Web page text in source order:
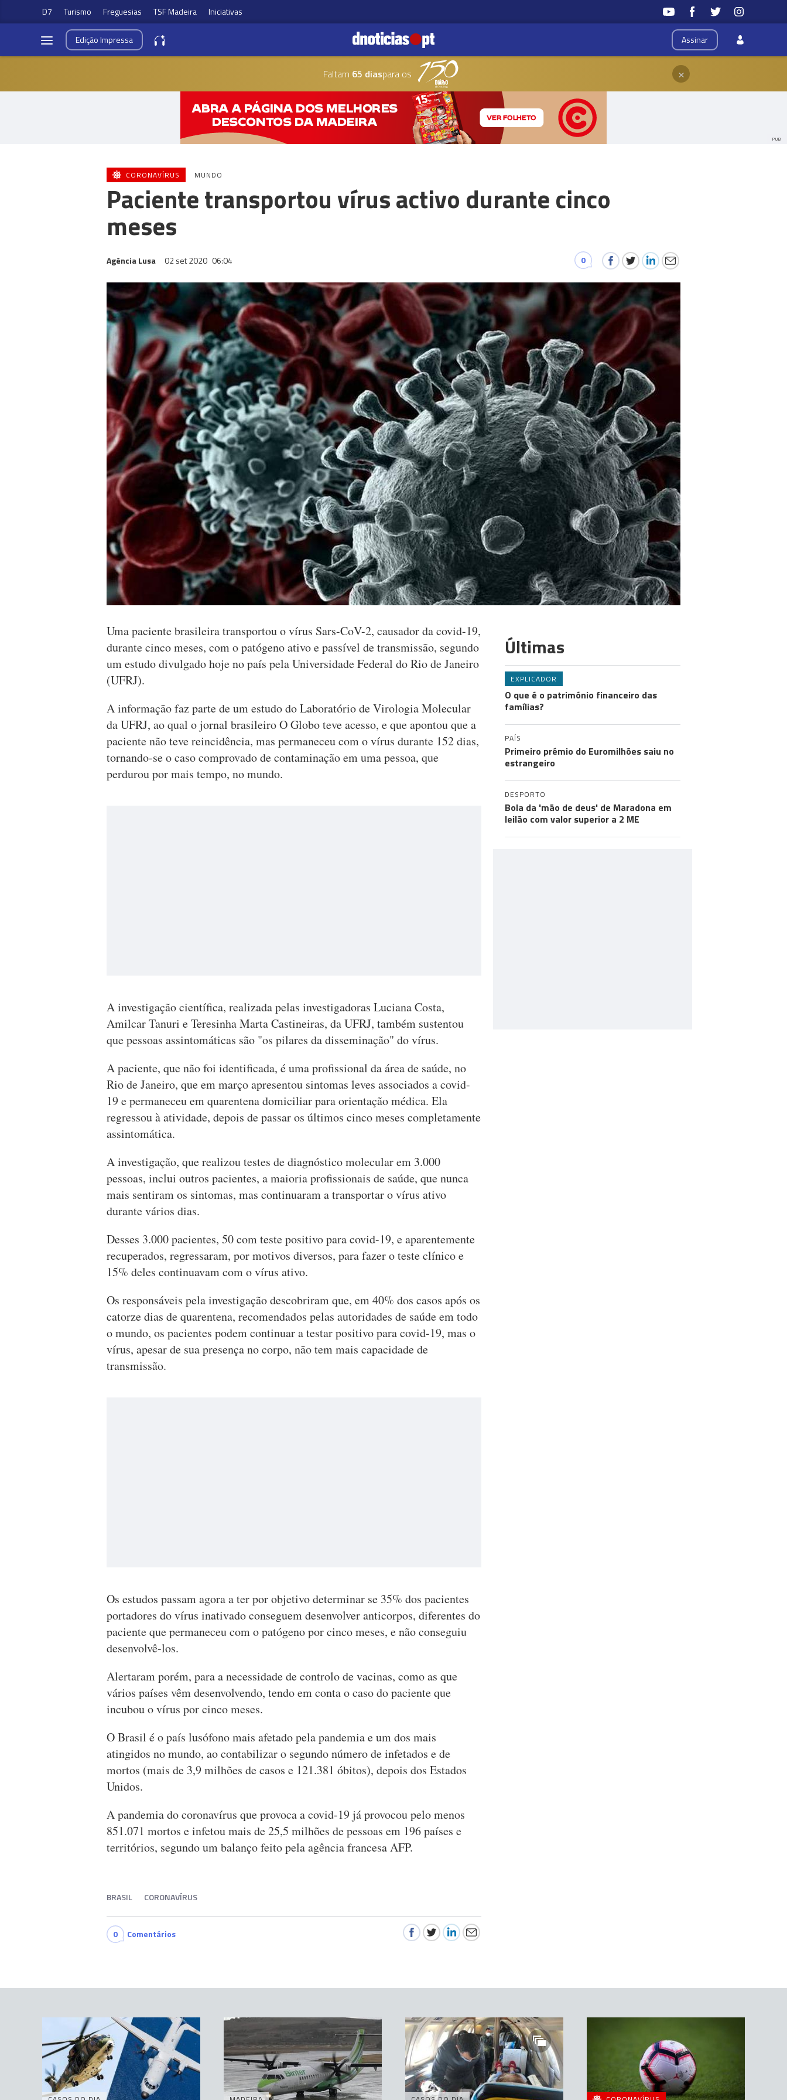
D7 Turismo Freguesias TSF Madeira Iniciativas
Assinar
EdiçãoImpressa
Faltam 65 diaspara os ×
PUB
CORONAVÍRUS MUNDO
Paciente transportou vírus activo durante cinco
meses
Agência Lusa 02 set 2020 06:04 0
Uma paciente brasileira transportou o vírus Sars-CoV-2, causador da covid-19,
durante cinco meses, com o patógeno ativo e passível de transmissão, segundo
um estudo divulgado hoje no país pela Universidade Federal do Rio de Janeiro
(UFRJ).
A informação faz parte de um estudo do Laboratório de Virologia Molecular
da UFRJ, ao qual o jornal brasileiro O Globo teve acesso, e que apontou que a
paciente não teve reincidência, mas permaneceu com o vírus durante 152 dias,
tornando-se o caso comprovado de contaminação em uma pessoa, que
perdurou por mais tempo, no mundo.
A investigação científica, realizada pelas investigadoras Luciana Costa,
Amilcar Tanuri e Teresinha Marta Castineiras, da UFRJ, também sustentou
que pessoas assintomáticas são "os pilares da disseminação" do vírus.
A paciente, que não foi identificada, é uma profissional da área de saúde, no
Rio de Janeiro, que em março apresentou sintomas leves associados a covid-
19 e permaneceu em quarentena domiciliar para orientação médica. Ela
regressou à atividade, depois de passar os últimos cinco meses completamente
assintomática.
A investigação, que realizou testes de diagnóstico molecular em 3.000
pessoas, inclui outros pacientes, a maioria profissionais de saúde, que nunca
mais sentiram os sintomas, mas continuaram a transportar o vírus ativo
durante vários dias.
Desses 3.000 pacientes, 50 com teste positivo para covid-19, e aparentemente
recuperados, regressaram, por motivos diversos, para fazer o teste clínico e
15% deles continuavam com o vírus ativo.
Os responsáveis pela investigação descobriram que, em 40% dos casos após os
catorze dias de quarentena, recomendados pelas autoridades de saúde em todo
o mundo, os pacientes podem continuar a testar positivo para covid-19, mas o
vírus, apesar de sua presença no corpo, não tem mais capacidade de
transmissão.
Os estudos passam agora a ter por objetivo determinar se 35% dos pacientes
portadores do vírus inativado conseguem desenvolver anticorpos, diferentes do
paciente que permaneceu com o patógeno por cinco meses, e não conseguiu
desenvolvê-los.
Alertaram porém, para a necessidade de controlo de vacinas, como as que
vários países vêm desenvolvendo, tendo em conta o caso do paciente que
incubou o vírus por cinco meses.
O Brasil é o país lusófono mais afetado pela pandemia e um dos mais
atingidos no mundo, ao contabilizar o segundo número de infetados e de
mortos (mais de 3,9 milhões de casos e 121.381 óbitos), depois dos Estados
Unidos.
A pandemia do coronavírus que provoca a covid-19 já provocou pelo menos
851.071 mortos e infetou mais de 25,5 milhões de pessoas em 196 países e
territórios, segundo um balanço feito pela agência francesa AFP.
BRASIL CORONAVÍRUS
0 Comentários
Últimas
EXPLICADOR
O que é o património financeiro das
famílias?
PAÍS
Primeiro prémio do Euromilhões saiu no
estrangeiro
DESPORTO
Bola da 'mão de deus' de Maradona em
leilão com valor superior a 2 ME